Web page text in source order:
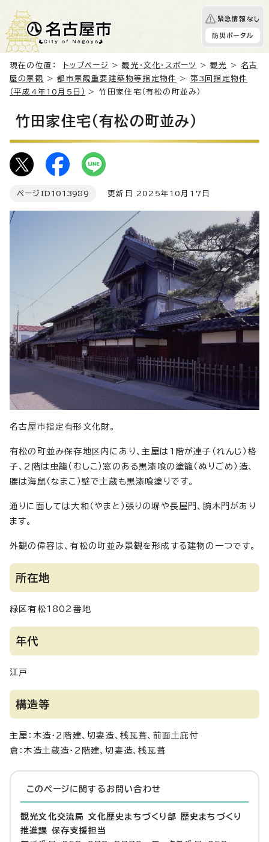
緊急情報なし
防災ポータル
現在の位置： トップページ >観光・文化・スポーツ >観光 > 名古
屋の景観
>都市景観重要建築物等指定物件 > 第3回指定物件
（平成4年10月5日）
> 竹田家住宅（有松の町並み）
竹田家住宅（有松の町並み）
ページID 1013989 更新日 2025年10月17日
名古屋市指定有形文化財。
有松の町並み保存地区内にあり、主屋は1階が連子（れんじ）格
子、2階は虫籠（むしこ）窓のある黒漆喰の塗籠（ぬりごめ）造、
腰は海鼠（なまこ）壁で土蔵も黒漆喰塗りです。
通りに面しては大和（やまと）張りの塀や長屋門、腕木門があり
ます。
外観の偉容は、有松の町並み景観を形成する建物の一つです。
所在地
緑区有松1802番地
年代
江戸
構造等
主屋：木造・2階建、切妻造、桟瓦葺、前面土庇付
倉：木造土蔵造・2階建、切妻造、桟瓦葺
このページに関する お問い合わせ
観光文化交流局 文化歴史まちづくり部 歴史まちづくり
推進課 保存支援担当